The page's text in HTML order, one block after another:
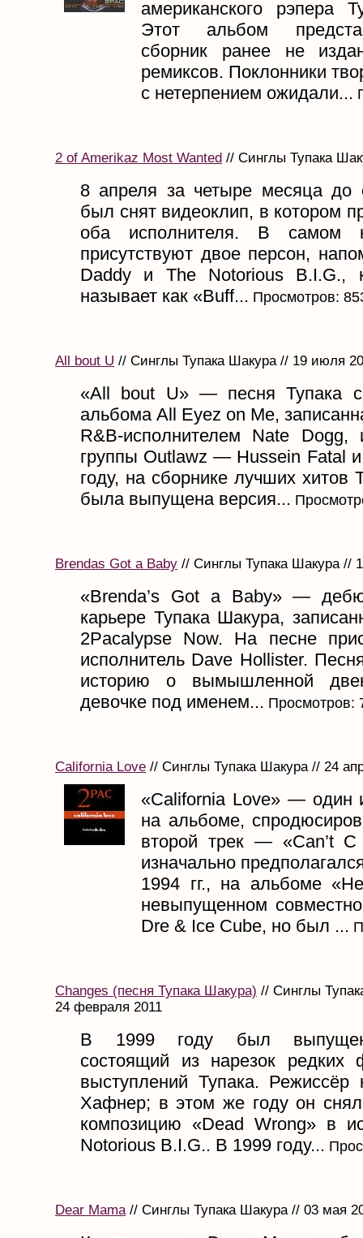
американского рэпера
Этот альбом
сборник ранее не
ремиксов. Поклонники
с нетерпением ожидали...
2 of Amerikaz Most Wanted // Синглы Тупака
8 апреля за четыре месяца до
был снят видеоклип, в котором
оба исполнителя. В самом
присутствуют двое персон,
Daddy и The Notorious B.I.G.,
называет как «Buff... Просмотров:
All bout U // Синглы Тупака Шакура // 19 июля
«All bout U» — песня Тупака с
альбома All Eyez on Me,
R&B-исполнителем Nate Dogg,
группы Outlawz — Hussein Fatal
году, на сборнике лучших хитов
была выпущена версия...
Brendas Got a Baby // Синглы Тупака Шакура //
«Brenda’s Got a Baby» —
карьере Тупака Шакура,
2Pacalypse Now. На песне
исполнитель Dave Hollister.
историю о вымышленной
девочке под именем... Просмотров:
California Love // Синглы Тупака Шакура // 24
«California Love» — один
на альбоме,
второй трек — «Can’t C
изначально
1994 гг., на альбоме
невыпущенном
Dre & Ice Cube, но был ...
Changes (песня Тупака Шакура) // Синглы
24 февраля 2011
В 1999 году был выпущен
состоящий из нарезок редких
выступлений Тупака.
Хафнер; в этом же году он
композицию «Dead Wrong» в
Notorious B.I.G.. В 1999 году...
Dear Mama// Синглы Тупака Шакура // 03 мая